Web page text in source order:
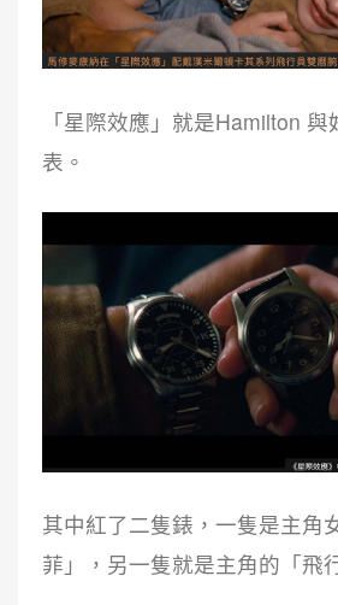
「星際效應」就是Hamilton
表。
其中紅了二隻錶，一隻是主角
菲」，另一隻就是主角的「飛